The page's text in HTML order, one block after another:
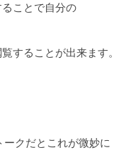
ことで自分の
することが出来ます。
ークだとこれが微妙に